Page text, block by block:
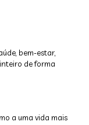
bem-estar,
de forma
a uma vida mais